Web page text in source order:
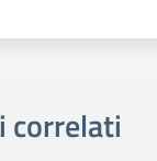
correlati